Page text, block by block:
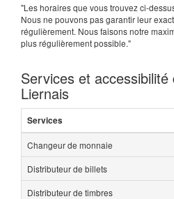
"Les horaires que vous trouvez ci-
Nous ne pouvons pas garantir leur
régulièrement. Nous faisons notre
plus régulièrement possible."
Services et
Liernais
Services
Changeur de monnaie
Distributeur de billets
Distributeur de timbres